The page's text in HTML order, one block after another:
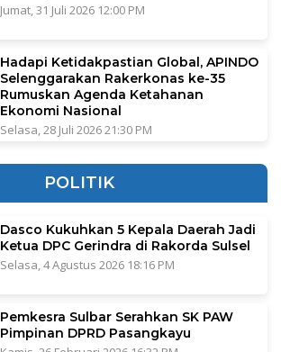
Jumat, 31 Juli 2026 12:00 PM
Hadapi Ketidakpastian Global, APINDO
Selenggarakan Rakerkonas ke-35
Rumuskan Agenda Ketahanan
Ekonomi Nasional
Selasa, 28 Juli 2026 21:30 PM
POLITIK
Dasco Kukuhkan 5 Kepala Daerah Jadi
Ketua DPC Gerindra di Rakorda Sulsel
Selasa, 4 Agustus 2026 18:16 PM
Pemkesra Sulbar Serahkan SK PAW
Pimpinan DPRD Pasangkayu